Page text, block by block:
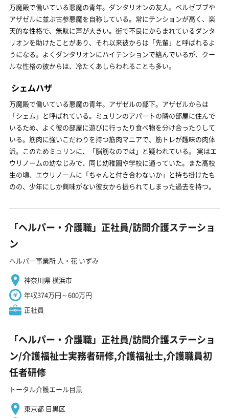
万魔殿で働いている悪魔の青年。ダンタリオンの友人。ベルゼブブや
アザゼルに並ぶ古参悪魔を自称している。常にテンションが高く、楽
天的な性格で、無駄に声が大きい。街で不良にからまれているダンタ
リオンを助けたことがあり、それ以来彼からは「先輩」と呼ばれるよ
うになる。よくダンタリオンにハイテンションで絡んでいるが、クー
ルな性格の彼からは、冷たくあしらわれることも多い。
シェムハザ
万魔殿で働いている悪魔の青年。アザゼルの部下。アザゼルからは
「シェム」と呼ばれている。ミュリンのアパートの隣の部屋に住んで
いるため、よく彼の部屋に遊びに行ったり食べ物を分け合ったりして
いる。筋肉に強いこだわりを持つ筋肉マニアで、筋トレが趣味の肉体
派。このためミュリンに、「脳筋なのでは」と疑われている。 実はエ
ウリノームの幼なじみで、同じ幼稚園や学校に通っていた。また高校
生の頃、エウリノームに「ちゃんと付き合わないか」と持ち掛けたも
のの、少年にしか興味がない彼女から振られてしまった過去を持つ。
「ヘルパー・介護職」正社員/訪問介護ステーショ
ン
ヘルパー事業所 人・花 いずみ
神奈川県 横浜市
年収374万円～600万円
正社員
「ヘルパー・介護職」正社員/訪問介護ステーショ
ン/介護福祉士実務者研修,介護福祉士,介護職員初
任者研修
トータル介護エール目黒
東京都 目黒区